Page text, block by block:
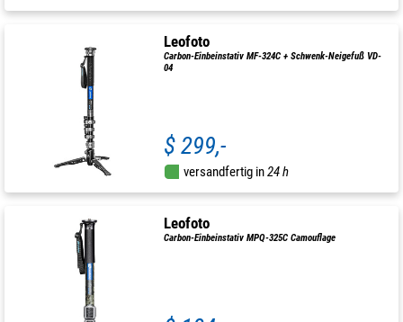
Leofoto
Carbon-Einbeinstativ MF-324C + Schwenk-Neigefuß VD-
04
$ 299,-
versandfertig in24 h
Leofoto
Carbon-Einbeinstativ MPQ-325C Camouflage